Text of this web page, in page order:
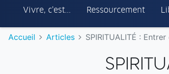
Vivre, c'est... Ressourcement
Accueil Articles SPIRITUALITÉ :